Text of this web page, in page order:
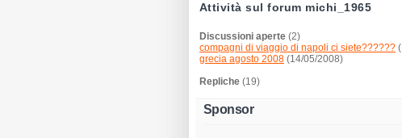
Attività sul forum michi_1965
Discussioni aperte (2)
compagni di viaggio di napoli ci siete??????
grecia agosto 2008 (14/05/2008)
Repliche (19)
Sponsor